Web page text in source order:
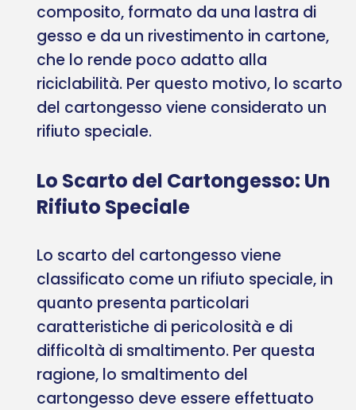
composito, formato da una lastra di
gesso e da un rivestimento in cartone,
che lo rende poco adatto alla
riciclabilità. Per questo motivo, lo scarto
del cartongesso viene considerato un
rifiuto speciale.
Lo Scarto del Cartongesso: Un
Rifiuto Speciale
Lo scarto del cartongesso viene
classificato come un rifiuto speciale, in
quanto presenta particolari
caratteristiche di pericolosità e di
difficoltà di smaltimento. Per questa
ragione, lo smaltimento del
cartongesso deve essere effettuato